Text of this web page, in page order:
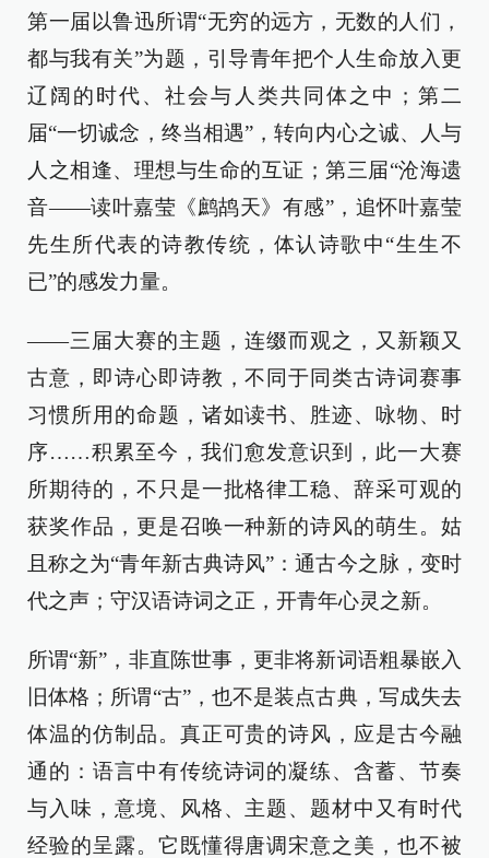
第一届以鲁迅所谓“无穷的远方，无数的人们，
都与我有关”为题，引导青年把个人生命放入更
辽阔的时代、社会与人类共同体之中；第二
届“一切诚念，终当相遇”，转向内心之诚、人与
人之相逢、理想与生命的互证；第三届“沧海遗
音——读叶嘉莹《鹧鸪天》有感”，追怀叶嘉莹
先生所代表的诗教传统，体认诗歌中“生生不
已”的感发力量。
——三届大赛的主题，连缀而观之，又新颖又
古意，即诗心即诗教，不同于同类古诗词赛事
习惯所用的命题，诸如读书、胜迹、咏物、时
序……积累至今，我们愈发意识到，此一大赛
所期待的，不只是一批格律工稳、辞采可观的
获奖作品，更是召唤一种新的诗风的萌生。姑
且称之为“青年新古典诗风”：通古今之脉，变时
代之声；守汉语诗词之正，开青年心灵之新。
所谓“新”，非直陈世事，更非将新词语粗暴嵌入
旧体格；所谓“古”，也不是装点古典，写成失去
体温的仿制品。真正可贵的诗风，应是古今融
通的：语言中有传统诗词的凝练、含蓄、节奏
与入味，意境、风格、主题、题材中又有时代
经验的呈露。它既懂得唐调宋意之美，也不被